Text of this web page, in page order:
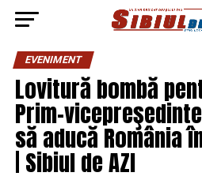
EVENIMENT
Lovitură bombă
Prim-
să aducă România
| Sibiul de AZI